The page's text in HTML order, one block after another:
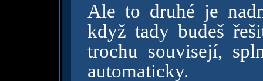
Ale to druhé je
když tady budeš
trochu souvisejí,
automaticky.